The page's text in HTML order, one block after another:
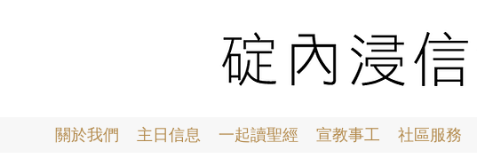
關於我們 主日信息 一起讀聖經 宣教事工 社區服務